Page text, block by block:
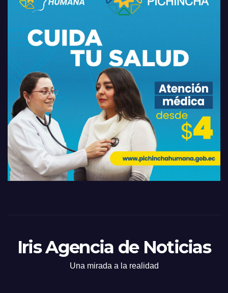
Iris Agencia de Noticias
Una mirada a la realidad